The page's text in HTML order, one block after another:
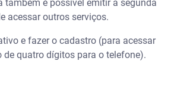
também é possível emitir a segunda
acessar outros serviços.
e fazer o cadastro (para acessar
de quatro dígitos para o telefone).